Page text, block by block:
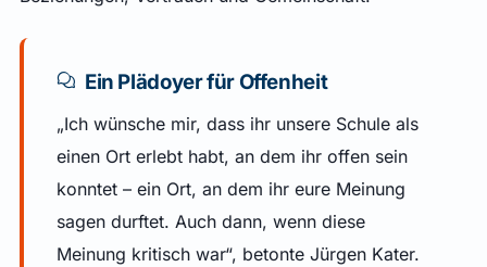
Ein Plädoyer für Offenheit
„Ich wünsche mir, dass ihr unsere Schule als
einen Ort erlebt habt, an dem ihr offen sein
konntet – ein Ort, an dem ihr eure Meinung
sagen durftet. Auch dann, wenn diese
Meinung kritisch war“, betonte Jürgen Kater.